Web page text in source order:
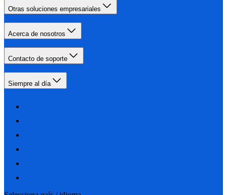
Otras soluciones empresariales
Acerca de nosotros
Contacto de soporte
Siempre al día